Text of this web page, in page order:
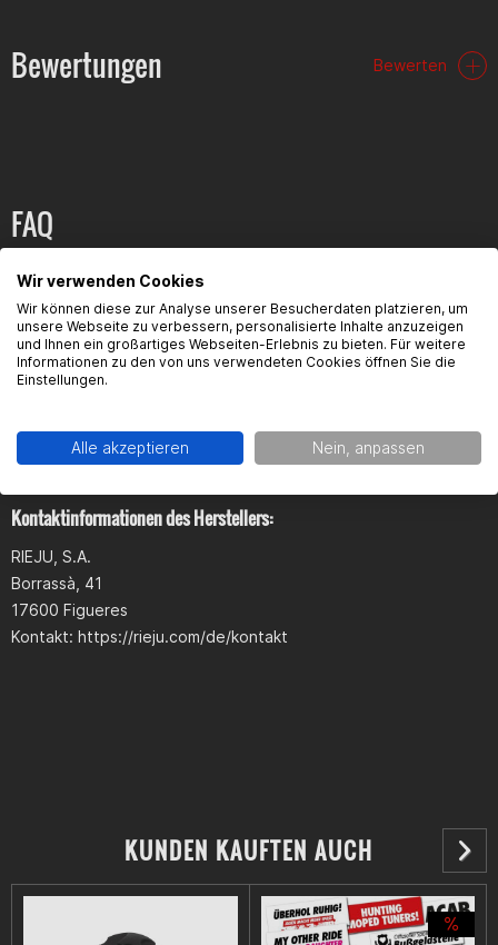
Bewertungen Bewerten
FAQ
Hier findest du die häufigsten Fragen und die dazugehörigen
Antworten zu diesem Artikel.
Produktsicherheit
Kontaktinformationen des Herstellers:
RIEJU, S.A.
Borrassà, 41
17600 Figueres
Kontakt: https://rieju.com/de/kontakt
KUNDEN KAUFTEN AUCH
Wir verwenden Cookies
Wir können diese zur Analyse unserer Besucherdaten platzieren, um
unsere Webseite zu verbessern, personalisierte Inhalte anzuzeigen
und Ihnen ein großartiges Webseiten-Erlebnis zu bieten. Für weitere
Informationen zu den von uns verwendeten Cookies öffnen Sie die
Einstellungen.
Alle akzeptieren Nein, anpassen